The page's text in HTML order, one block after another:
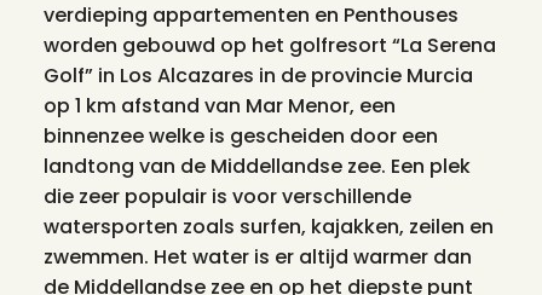
verdieping appartementen en Penthouses
worden gebouwd op het golfresort “La Serena
Golf” in Los Alcazares in de provincie Murcia
op 1 km afstand van Mar Menor, een
binnenzee welke is gescheiden door een
landtong van de Middellandse zee. Een plek
die zeer populair is voor verschillende
watersporten zoals surfen, kajakken, zeilen en
zwemmen. Het water is er altijd warmer dan
de Middellandse zee en op het diepste punt